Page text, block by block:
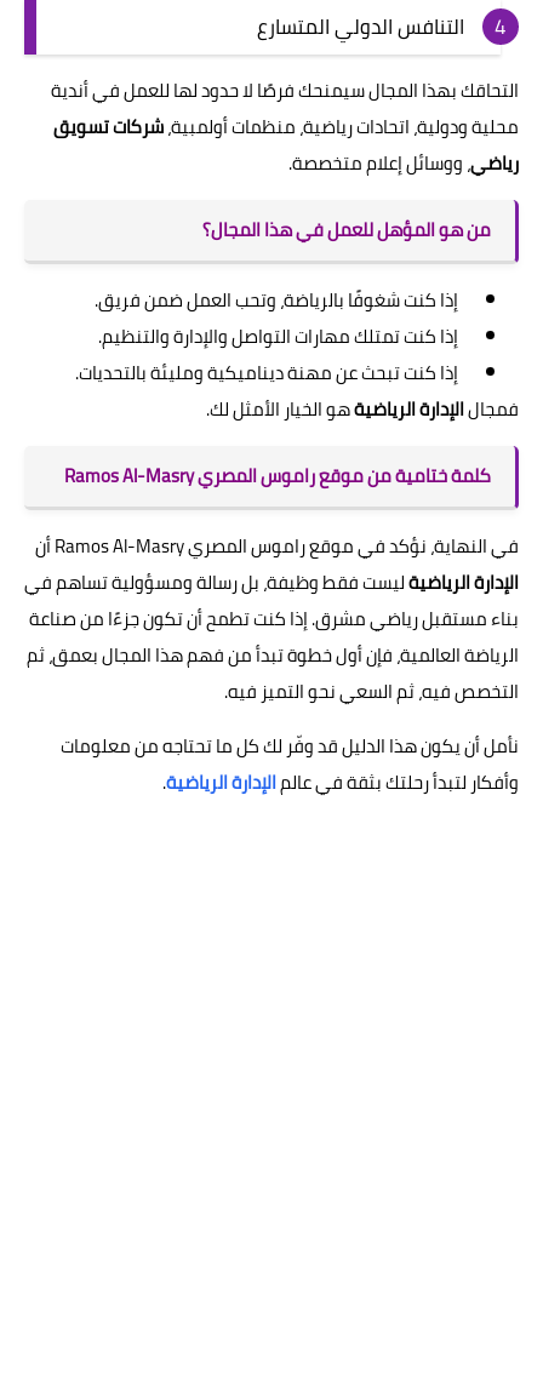
التنافس الدولي المتسارع
التحاقك بهذا المجال سيمنحك فرصًا لا حدود لها للعمل في أندية
محلية ودولية، اتحادات رياضية، منظمات أولمبية،شركات تسويق
رياضي، ووسائل إعلام متخصصة.
من هو المؤهل للعمل في هذا المجال؟
إذا كنت شغوفًا بالرياضة، وتحب العمل ضمن فريق.
إذا كنت تمتلك مهارات التواصل والإدارة والتنظيم.
إذا كنت تبحث عن مهنة ديناميكية ومليئة بالتحديات.
فمجالالإدارة الرياضيةهو الخيار الأمثل لك.
كلمة ختامية من موقع راموس المصري Ramos Al-Masry
في النهاية، نؤكد في موقع راموس المصري Ramos Al-Masry أن
الإدارة الرياضيةليست فقط وظيفة، بل رسالة ومسؤولية تساهم في
بناء مستقبل رياضي مشرق. إذا كنت تطمح أن تكون جزءًا من صناعة
الرياضة العالمية، فإن أول خطوة تبدأ من فهم هذا المجال بعمق، ثم
التخصص فيه، ثم السعي نحو التميز فيه.
نأمل أن يكون هذا الدليل قد وفّر لك كل ما تحتاجه من معلومات
وأفكار لتبدأ رحلتك بثقة في عالمالإدارة الرياضية.